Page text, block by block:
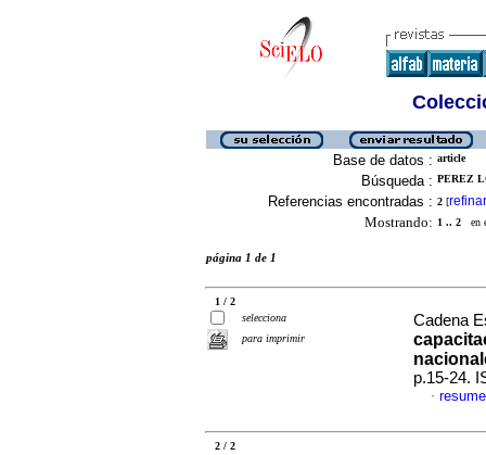
Base de datos : article
Búsqueda : PEREZ
Referencias encontradas : 2 [refinar
Mostrando: 1 .. 2 en
página 1 de 1
1 / 2
selecciona
para imprimir
Cadena
p.15-24.
·
2 / 2